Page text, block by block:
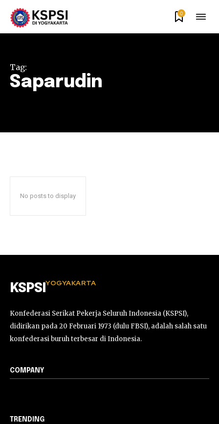
0
Tag:
Saparudin
No posts to display
KSPSI YOGYAKARTA
Konfederasi Serikat Pekerja Seluruh Indonesia (KSPSI),
didirikan pada 20 Februari 1973 (dulu FBSI), adalah salah satu
konfederasi buruh terbesar di Indonesia.
COMPANY
TRENDING